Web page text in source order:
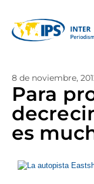
8 de noviembre,
Para
es